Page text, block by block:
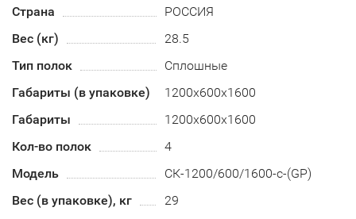
Страна
РОССИЯ
Вес (кг)
28.5
Тип полок
Сплошные
Габариты (в упаковке)
1200х600х1600
Габариты
1200х600х1600
Кол-во полок
4
Модель
СК-1200/600/1600-с-(GP)
Вес (в упаковке), кг
29